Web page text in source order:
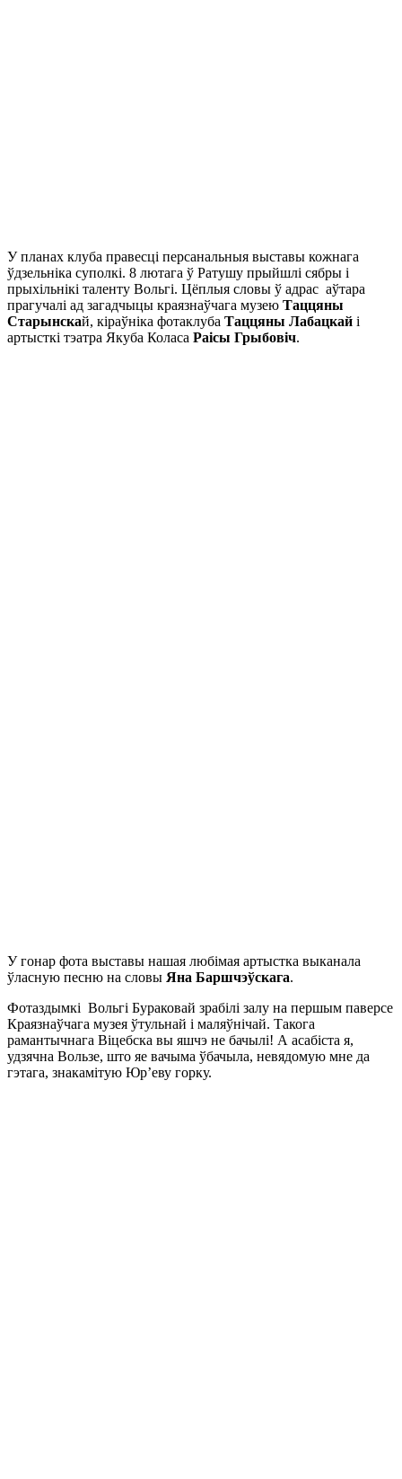
У планах клуба правесці персанальныя выставы кожнага
ўдзельніка суполкі. 8 лютага ў Ратушу прыйшлі сябры і
прыхільнікі таленту Вольгі. Цёплыя словы ў адрас аўтара
прагучалі ад загадчыцы краязнаўчага музею Таццяны
Старынскай, кіраўніка фотаклуба Таццяны Лабацкай і
артысткі тэатра Якуба Коласа Раісы Грыбовіч.
У гонар фота выставы нашая любімая артыстка выканала
ўласную песню на словы Яна Баршчэўскага.
Фотаздымкі Вольгі Бураковай зрабілі залу на першым паверсе
Краязнаўчага музея ўтульнай і маляўнічай. Такога
рамантычнага Віцебска вы яшчэ не бачылі! А асабіста я,
удзячна Вользе, што яе вачыма ўбачыла, невядомую мне да
гэтага, знакамітую Юр’еву горку.